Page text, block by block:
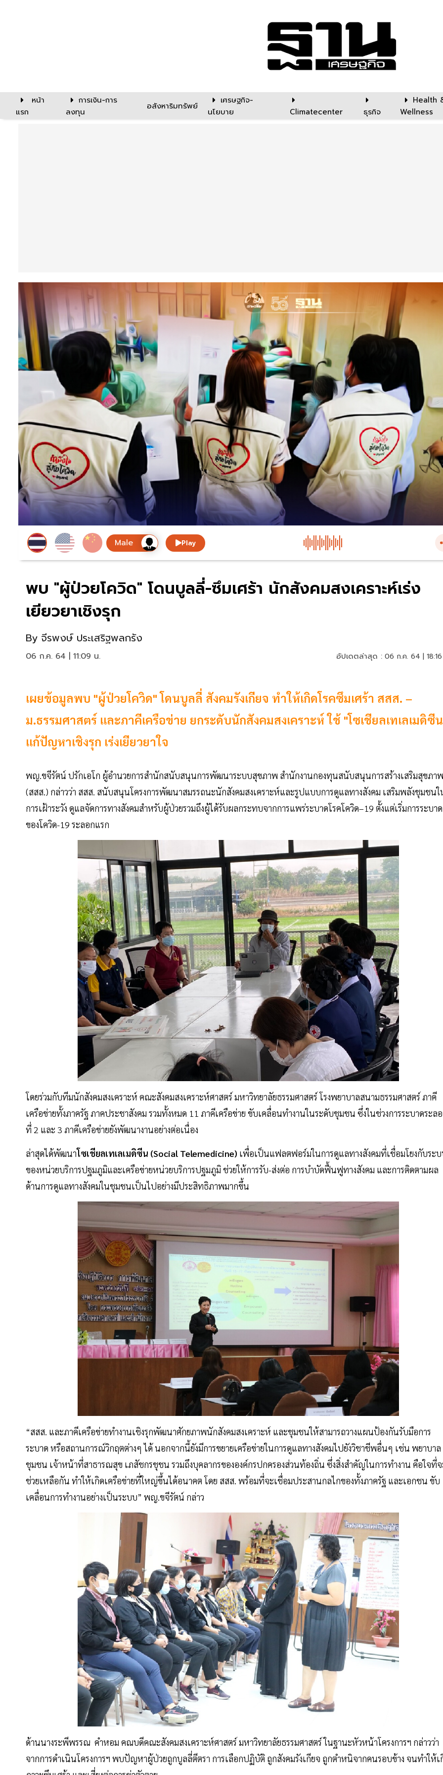
หน้า
แรก
การเงิน-การ
ลงทุน
อสังหาริมทรัพย์
เศรษฐกิจ-
นโยบาย
Climatecenter ธุรกิจ
Health
Wellness
Play
พบ "ผู้ป่วยโควิด" โดนบูลลี่-ซึมเศร้า นักสังคมสงเคราะห์เร่ง
เยียวยาเชิงรุก
By จีรพงษ์ ประเสริฐพลกรัง
06 ก.ค. 64 | 11:09 น. อัปเดตล่าสุด : 06 ก.ค. 64 |
เผยข้อมูลพบ "ผู้ป่วยโควิด" โดนบูลลี่ สังคมรังเกียจ ทำให้เกิดโรคซึมเศร้า สสส. –
ม.ธรรมศาสตร์ และภาคีเครือข่าย ยกระดับนักสังคมสงเคราะห์ ใช้ "โซเชียลเทเลเมดิซี
แก้ปัญหาเชิงรุก เร่งเยียวยาใจ
พญ.ขจีรัตน์ ปรักเอโก ผู้อำนวยการสำนักสนับสนุนการพัฒนาระบบสุขภาพ สำนักงานกองทุนสนับสนุนการสร้างเสริมสุขภาพ
(สสส.) กล่าวว่า สสส. สนับสนุนโครงการพัฒนาสมรรถนะนักสังคมสงเคราะห์และรูปแบบการดูแลทางสังคม เสริมพลังชุมชน
การเฝ้าระวัง ดูแลจัดการทางสังคมสำหรับผู้ป่วยรวมถึงผู้ได้รับผลกระทบจากการแพร่ระบาดโรคโควิด–19 ตั้งแต่เริ่มการระบาด
ของโควิด-19 ระลอกแรก
โดยร่วมกับทีมนักสังคมสงเคราะห์ คณะสังคมสงเคราะห์ศาสตร์ มหาวิทยาลัยธรรมศาสตร์ โรงพยาบาลสนามธรรมศาสตร์ ภาคี
เครือข่ายทั้งภาครัฐ ภาคประชาสังคม รวมทั้งหมด 11 ภาคีเครือข่าย ขับเคลื่อนทำงานในระดับชุมชน ซึ่งในช่วงการระบาดระล
ที่ 2 และ 3 ภาคีเครือข่ายยังพัฒนางานอย่างต่อเนื่อง
ล่าสุดได้พัฒนาโซเชียลเทเลเมดิซีน (Social Telemedicine) เพื่อเป็นแฟลตฟอร์มในการดูแลทางสังคมที่เชื่อมโยงกับระ
ของหน่วยบริการปฐมภูมิและเครือข่ายหน่วยบริการปฐมภูมิ ช่วยให้การรับ-ส่งต่อ การบำบัดฟื้นฟูทางสังคม และการติดตามผล
ด้านการดูแลทางสังคมในชุมชนเป็นไปอย่างมีประสิทธิภาพมากขึ้น
“สสส. และภาคีเครือข่ายทำงานเชิงรุกพัฒนาศักยภาพนักสังคมสงเคราะห์ และชุมชนให้สามารถวางแผนป้องกันรับมือการ
ระบาด หรือสถานการณ์วิกฤตต่างๆ ได้ นอกจากนี้ยังมีการขยายเครือข่ายในการดูแลทางสังคมไปยังวิชาชีพอื่นๆ เช่น พยาบาล
ชุมชน เจ้าหน้าที่สาธารณสุข เภสัชกรชุชน รวมถึงบุคลากรขององค์กรปกครองส่วนท้องถิ่น ซึ่งสิ่งสำคัญในการทำงาน คือใจที่
ช่วยเหลือกัน ทำให้เกิดเครือข่ายที่ใหญ่ขึ้นได้อนาคต โดย สสส. พร้อมที่จะเชื่อมประสานกลไกของทั้งภาครัฐ และเอกชน ขับ
เคลื่อนการทำงานอย่างเป็นระบบ” พญ.ขจีรัตน์ กล่าว
ด้านนางระพีพรรณ คำหอม คณบดีคณะสังคมสงเคราะห์ศาสตร์ มหาวิทยาลัยธรรมศาสตร์ ในฐานะหัวหน้าโครงการฯ กล่าวว่า
จากการดำเนินโครงการฯ พบปัญหาผู้ป่วยถูกบูลลี่ตีตรา การเลือกปฏิบัติ ถูกสังคมรังเกียจ ถูกตำหนิจากคนรอบข้าง จนทำให้เ